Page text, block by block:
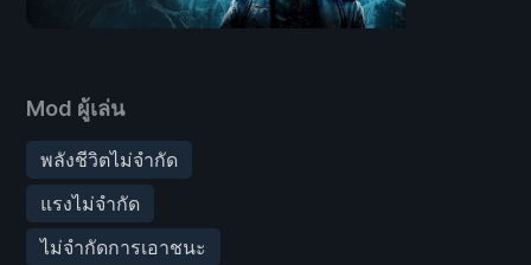
Mod ผู้เล่น
พลังชีวิตไม่จำกัด
แรงไม่จำกัด
ไม่จำกัดการเอาชนะ